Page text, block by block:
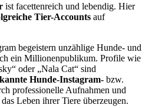
ist facettenreich und lebendig. Hier
Tier-Accounts auf
begeistern unzählige Hunde- und
ein Millionenpublikum. Profile wie
oder „Nala Cat“ sind
Hunde-Instagram- bzw.
professionelle Aufnahmen und
Leben ihrer Tiere überzeugen.